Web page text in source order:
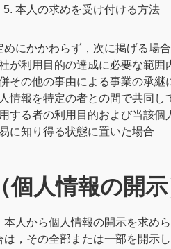
本人の求めを受け付ける方法
めにかかわらず，次に掲げる場
が利用目的の達成に必要な範
その他の事由による事業の承
情報を特定の者との間で共同し
する者の利用目的および当該
に知り得る状態に置いた場合
個人情報の開示
本人から個人情報の開示を求め
は，その全部または一部を開示